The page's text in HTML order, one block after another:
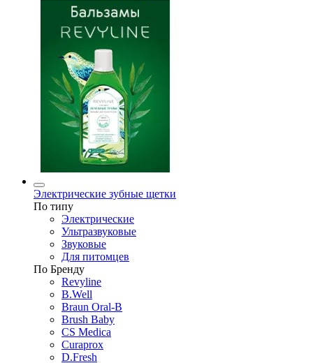
Электрические зубные щетки
По типу
Электрические
Ультразвуковые
Звуковые
Для питомцев
По Бренду
Revyline
B.Well
Braun Oral-B
Brush Baby
CS Medica
Curaprox
D.Fresh